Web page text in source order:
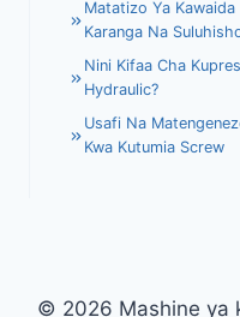
Matatizo Ya
Karanga Na
Nini Kifaa Cha
Hydraulic?
Usafi Na
Kwa Kutumia Screw
© 2026 Mashine ya